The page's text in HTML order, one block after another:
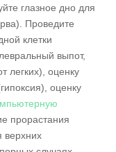
глазное дно для
Проведите
клетки
выпот,
легких), оценку
оценку
прорастания
верхних